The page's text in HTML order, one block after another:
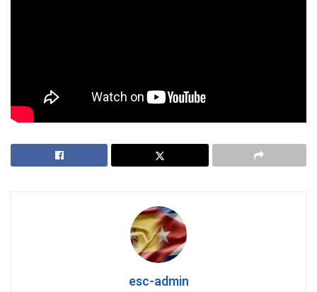
extrema y huyendo del país.
esc-admin